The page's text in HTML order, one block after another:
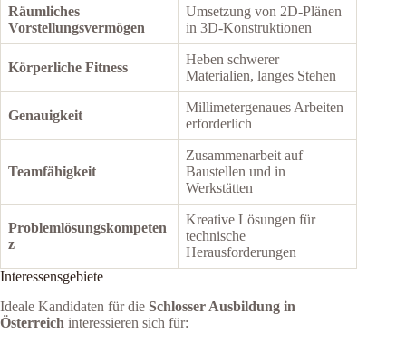
Räumliches
Vorstellungsvermögen
Umsetzung von 2D-Plänen
in 3D-Konstruktionen
Körperliche Fitness
Heben schwerer
Materialien, langes Stehen
Genauigkeit
Millimetergenaues Arbeiten
erforderlich
Teamfähigkeit
Zusammenarbeit auf
Baustellen und in
Werkstätten
Problemlösungskompeten
z
Kreative Lösungen für
technische
Herausforderungen
Interessensgebiete
Ideale Kandidaten für die Schlosser Ausbildung in
Österreich interessieren sich für: